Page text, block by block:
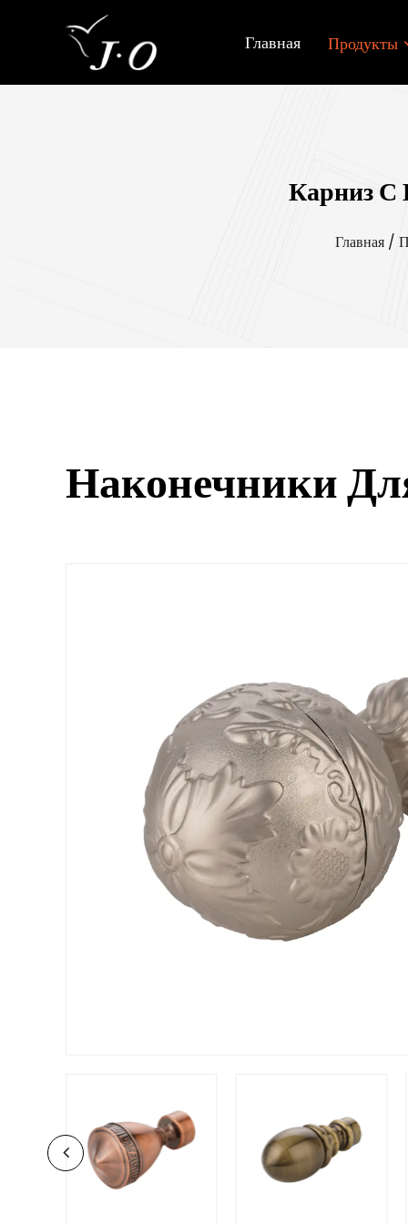
Главная Продукты
Карниз С
Главная /
Наконечники